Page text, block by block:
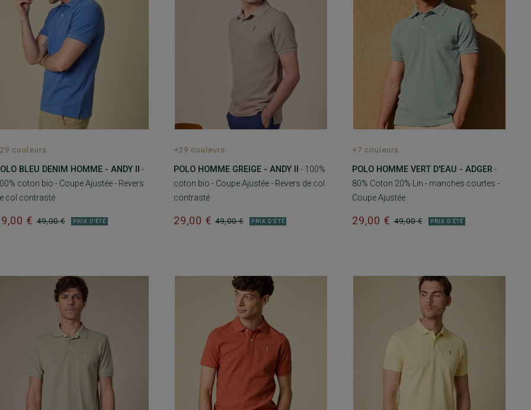
couleurs
BLEU DENIM HOMME - ANDY II
-
coton bio - Coupe Ajustée - Revers
col contrasté
49,00 €
€ PRIX D'ÉTÉ
+29 couleurs
POLO HOMME GREIGE - ANDY II
- 100%
coton bio - Coupe Ajustée - Revers de col
contrasté
49,00 €
29,00 € PRIX D'ÉTÉ
+7 couleurs
POLO HOMME VERT D'EAU - ADGER -
80% Coton 20% Lin - manches courtes -
Coupe Ajustée
49,00 €
29,00 € PRIX D'ÉTÉ